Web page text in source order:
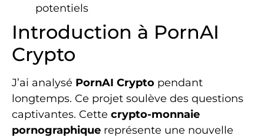
potentiels
Introduction à PornAI
Crypto
J’ai analysé PornAI Crypto pendant
longtemps. Ce projet soulève des questions
captivantes. Cette crypto-monnaie
pornographique représente une nouvelle